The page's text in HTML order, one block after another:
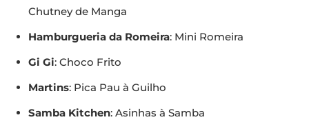
Chutney de Manga
Hamburgueria da Romeira: Mini Romeira
Gi Gi: Choco Frito
Martins: Pica Pau à Guilho
Samba Kitchen: Asinhas à Samba